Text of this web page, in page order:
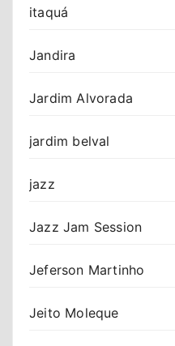
itaquá
Jandira
Jardim Alvorada
jardim belval
jazz
Jazz Jam Session
Jeferson Martinho
Jeito Moleque